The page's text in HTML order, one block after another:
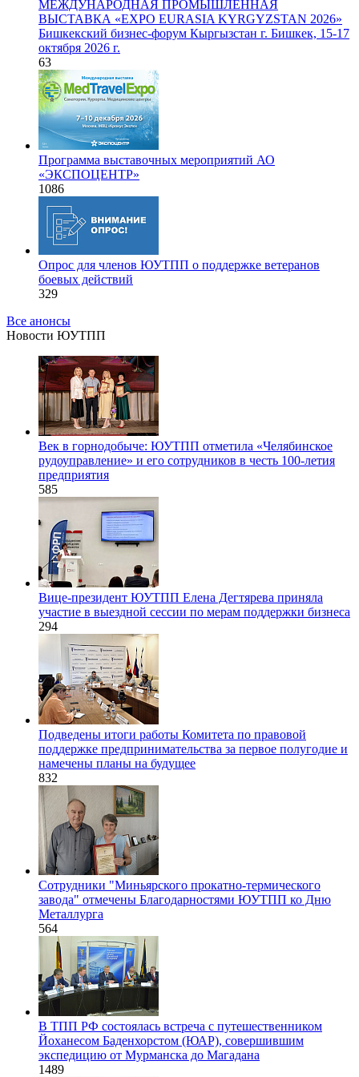
МЕЖДУНАРОДНАЯ ПРОМЫШЛЕННАЯ
ВЫСТАВКА «EXPO EURASIA KYRGYZSTAN 2026»
Бишкекский бизнес-форум Кыргызстан г. Бишкек, 15-17
октября 2026 г.
63
Программа выставочных мероприятий АО
«ЭКСПОЦЕНТР»
1086
Опрос для членов ЮУТПП о поддержке ветеранов
боевых действий
329
Все анонсы
Новости ЮУТПП
Век в горнодобыче: ЮУТПП отметила «Челябинское
рудоуправление» и его сотрудников в честь 100-летия
предприятия
585
Вице-президент ЮУТПП Елена Дегтярева приняла
участие в выездной сессии по мерам поддержки бизнеса
294
Подведены итоги работы Комитета по правовой
поддержке предпринимательства за первое полугодие и
намечены планы на будущее
832
Сотрудники "Миньярского прокатно-термического
завода" отмечены Благодарностями ЮУТПП ко Дню
Металлурга
564
В ТПП РФ состоялась встреча с путешественником
Йоханесом Баденхорстом (ЮАР), совершившим
экспедицию от Мурманска до Магадана
1489